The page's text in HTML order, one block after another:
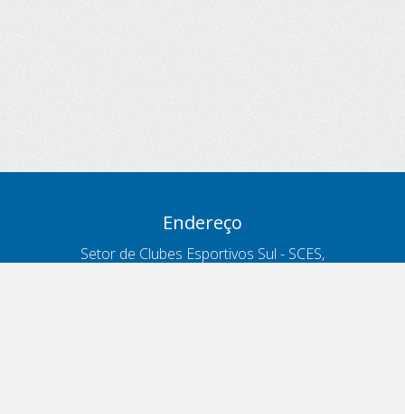
Endereço
Setor de Clubes Esportivos Sul - SCES,